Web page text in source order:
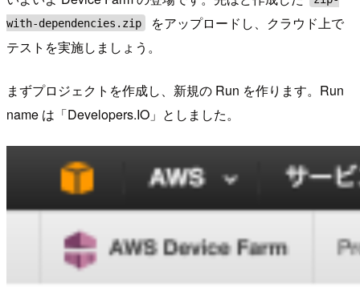
with-dependencies.zip
をアップロードし、クラウド上で
テストを実施しましょう。
まずプロジェクトを作成し、新規の Run を作ります。Run
name は「Developers.IO」としました。